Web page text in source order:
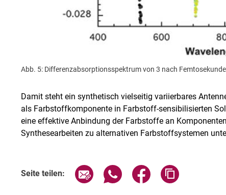
Abb. 5: Differenzabsorptionsspektrum von 3 nach
Damit steht ein synthetisch vielseitig variierbares
als Farbstoffkomponente in Farbstoff-sensibilisierten
eine effektive Anbindung der Farbstoffe an
Synthesearbeiten zu alternativen Farbstoffsystemen
Seite teilen: Seite über E-Mail teilen
Seite über WhatsApp teilen
Seite über